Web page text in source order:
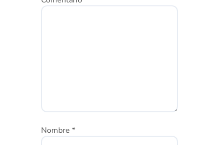
Nombre *